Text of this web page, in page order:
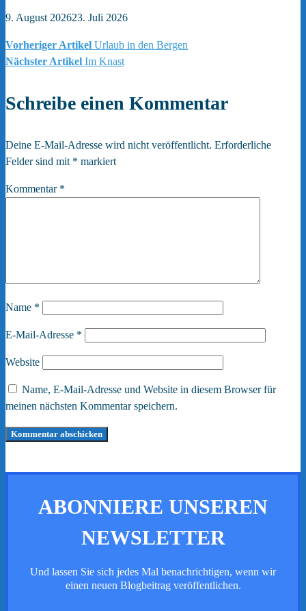
9. August 202623. Juli 2026
Beitragsnavigation
Vorheriger Artikel Urlaub in den Bergen
Nächster Artikel Im Knast
Schreibe einen Kommentar
Deine E-Mail-Adresse wird nicht veröffentlicht. Erforderliche
Felder sind mit * markiert
Kommentar *
Name *
E-Mail-Adresse *
Website
Name, E-Mail-Adresse und Website in diesem Browser für
meinen nächsten Kommentar speichern.
ABONNIERE UNSEREN
NEWSLETTER
Und lassen Sie sich jedes Mal benachrichtigen, wenn wir
einen neuen Blogbeitrag veröffentlichen.